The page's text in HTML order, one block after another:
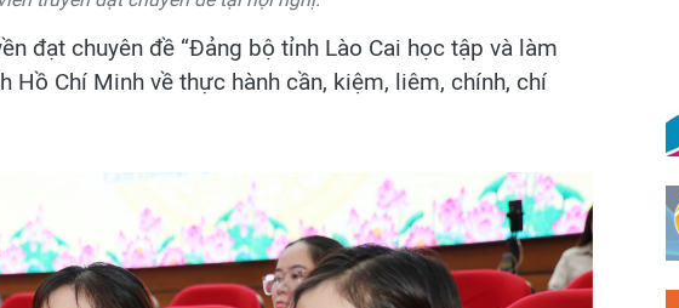
đạt chuyên đề “Đảng bộ tỉnh Lào Cai học tập và làm
Chí Minh về thực hành cần, kiệm, liêm, chính, chí